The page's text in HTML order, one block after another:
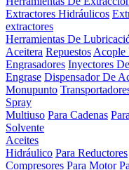
Extractores Hidráulicos
extractores
Herramientas De
Aceitera Repuestos Acople
Engrasadores Inyectores
Engrase Dispensador De
Monupunto
Spray
Multiuso Para Cadenas
Solvente
Aceites
Hidráulico Para Reductores
Compresores Para Motor